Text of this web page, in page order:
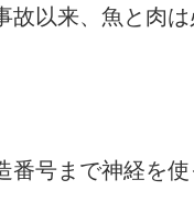
故以来、魚と肉
番号まで神経を使